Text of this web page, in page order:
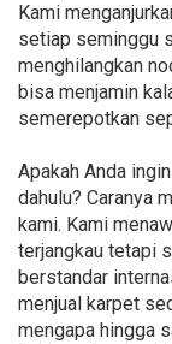
Kami
setiap seminggu
menghilangkan
bisa menjamin
semerepotkan
Apakah Anda
dahulu? Caranya
kami. Kami
terjangkau tetapi
berstandar
menjual karpet
mengapa hingga